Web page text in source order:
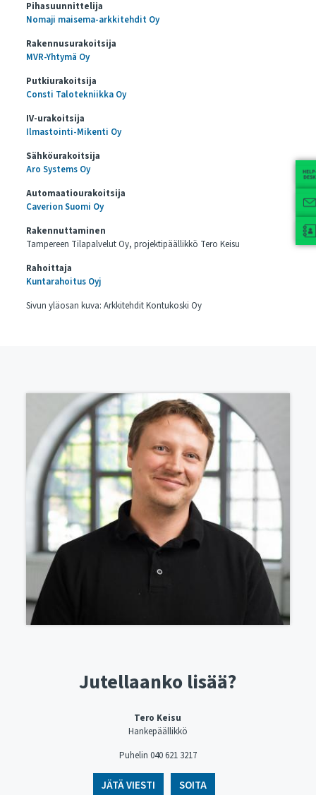
Pihasuunnittelija
Nomaji maisema-arkkitehdit Oy
Rakennusurakoitsija
MVR-Yhtymä Oy
Putkiurakoitsija
Consti Talotekniikka Oy
IV-urakoitsija
Ilmastointi-Mikenti Oy
Sähköurakoitsija
Aro Systems Oy
Automaatiourakoitsija
Caverion Suomi Oy
Rakennuttaminen
Tampereen Tilapalvelut Oy, projektipäällikkö Tero Keisu
Rahoittaja
Kuntarahoitus Oyj
Sivun yläosan kuva: Arkkitehdit Kontukoski Oy
Jutellaanko lisää?
Tero Keisu
Hankepäällikkö
Puhelin ​​​​​​​040 621 3217
JÄTÄ VIESTI SOITA